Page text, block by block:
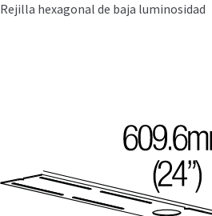
Rejilla hexagonal de baja luminosidad